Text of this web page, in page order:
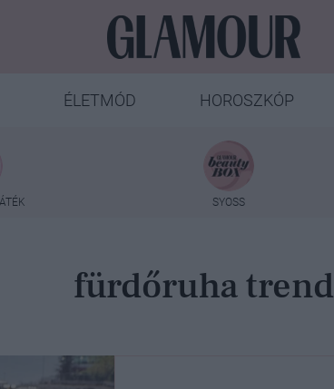
ÉLETMÓD HOROSZKÓP
SYOSS
fürdőruha trend